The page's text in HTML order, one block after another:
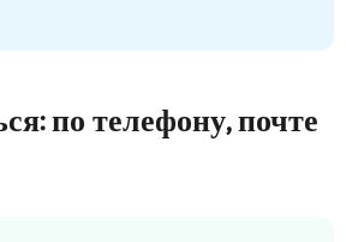
по телефону, почте